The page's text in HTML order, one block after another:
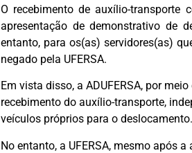
O recebimento de auxílio-
apresentação de demonstrativo de
entanto, para os(as) servidores(as)
negado pela UFERSA.
Em vista disso, a ADUFERSA, por
recebimento do auxílio-transporte,
veículos próprios para o deslocamento.
No entanto, a UFERSA, mesmo após